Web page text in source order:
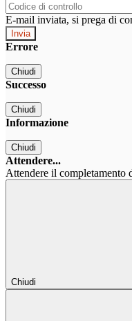
E-mail inviata, si prega di
Errore
Chiudi
Successo
Chiudi
Informazione
Chiudi
Attendere...
Attendere il completamento
Chiudi